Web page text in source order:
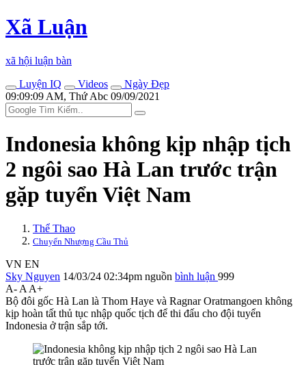
Xã Luận
xã hội luận bàn
Luyện IQ
Videos
Ngày Đẹp
09:09:09 AM, Thứ Abc 09/09/2021
Indonesia không kịp nhập tịch
2 ngôi sao Hà Lan trước trận
gặp tuyển Việt Nam
Thể Thao
Chuyển Nhượng Cầu Thủ
VN EN
Sky Nguyen 14/03/24 02:34pm nguồn bình luận 999
A- A A+
Bộ đôi gốc Hà Lan là Thom Haye và Ragnar Oratmangoen không
kịp hoàn tất thủ tục nhập quốc tịch để thi đấu cho đội tuyển
Indonesia ở trận sắp tới.